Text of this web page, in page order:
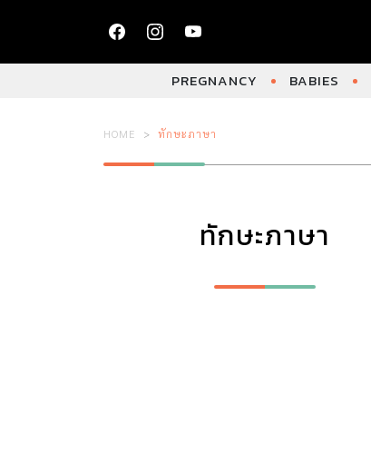
PREGNANCY BABIES
HOME ทักษะภาษา
ทักษะภาษา